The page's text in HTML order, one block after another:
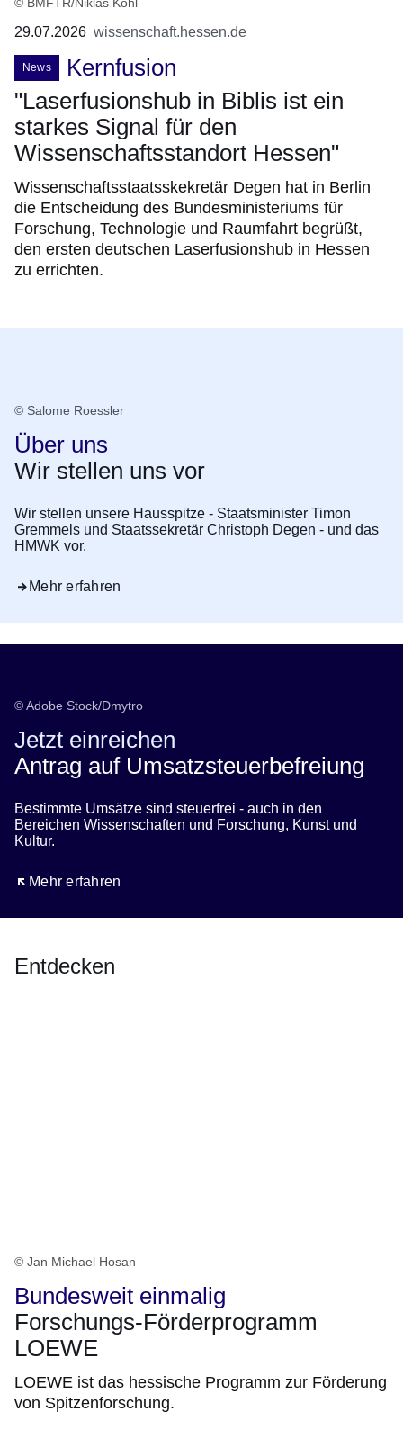
© BMFTR/Niklas Kohl
29.07.2026 wissenschaft.hessen.de
News
Kernfusion
"Laserfusionshub in Biblis ist ein
starkes Signal für den
Wissenschaftsstandort Hessen"
Wissenschaftsstaatsskekretär Degen hat in Berlin
die Entscheidung des Bundesministeriums für
Forschung, Technologie und Raumfahrt begrüßt,
den ersten deutschen Laserfusionshub in Hessen
zu errichten.
© Salome Roessler
Über uns
Wir stellen uns vor
Wir stellen unsere Hausspitze - Staatsminister Timon
Gremmels und Staatssekretär Christoph Degen - und das
HMWK vor.
Mehr erfahren
© Adobe Stock/Dmytro
Jetzt einreichen
Antrag auf Umsatzsteuerbefreiung
Bestimmte Umsätze sind steuerfrei - auch in den
Bereichen Wissenschaften und Forschung, Kunst und
Kultur.
Mehr erfahren
Öffnet sich in einem neuen Fenster
Entdecken
© Jan Michael Hosan
Bundesweit einmalig
Forschungs-Förderprogramm
LOEWE
LOEWE ist das hessische Programm zur Förderung
von Spitzenforschung.